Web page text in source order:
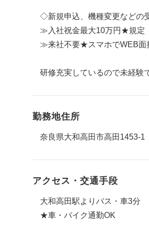
◇新規申込、機種変更などの
≫入社祝金最大10万円★規定
≫来社不要★スマホでWEB面
研修充実しているので未経験
勤務地住所
奈良県大和高田市高田1453-1
アクセス・交通手段
大和高田駅よりバス・車3分
★車・バイク通勤OK